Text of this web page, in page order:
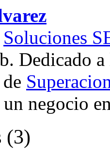
Soluciones
Dedicado
negocio
(3)